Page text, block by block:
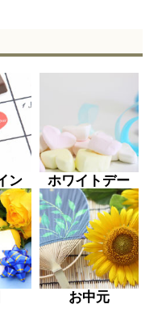
ン ホワイトデー
お中元